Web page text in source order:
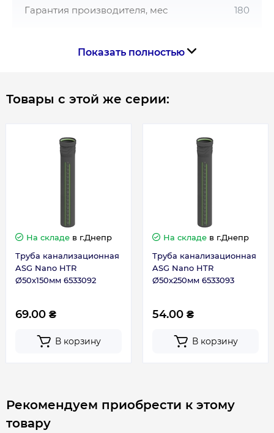
Гарантия производителя, мес 180
Показать полностью
Товары с этой же серии:
На складе в г.Днепр
Труба канализационная
ASG Nano HTR
Ø50х150мм 6533092
69.00 ₴
В корзину
На складе в г.Днепр
Труба канализационная
ASG Nano HTR
Ø50х250мм 6533093
54.00 ₴
В корзину
Рекомендуем приобрести к этому
товару